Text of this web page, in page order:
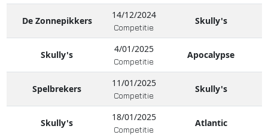
De Zonnepikkers
14/12/2024
Competitie
Skully's
Skully's
4/01/2025
Competitie
Apocalypse
Spelbrekers
11/01/2025
Competitie
Skully's
Skully's
18/01/2025
Competitie
Atlantic